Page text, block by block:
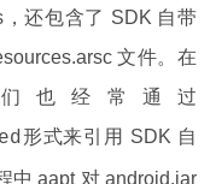
还包含了 SDK 自带
文件。在
也经常通过
形式来引用 SDK 自
中 aapt 对 android.jar